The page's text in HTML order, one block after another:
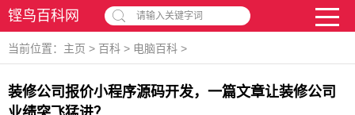
铿鸟百科网 请输入关键字词
当前位置： 主页 > 百科 > 电脑百科 >
装修公司报价小程序源码开发，一篇文章让装修公司